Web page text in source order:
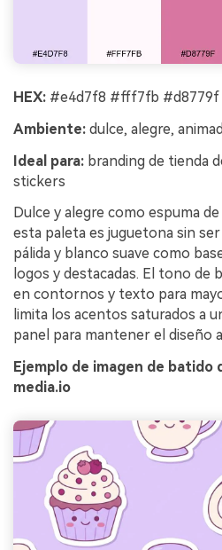
HEX: #e4d7f8 #fff7fb #d8779f
Ambiente: dulce, alegre,
Ideal para: branding de tienda
stickers
Dulce y alegre como espuma
esta paleta es juguetona sin
pálida y blanco suave como
logos y destacadas. El tono de
en contornos y texto para
limita los acentos saturados a
panel para mantener el diseño
Ejemplo de imagen de batido
media.io